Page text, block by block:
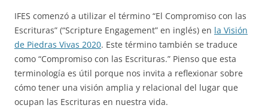
IFES comenzó a utilizar el término “El Compromiso con las
Escrituras” (“Scripture Engagement” en inglés) en la Visión
de Piedras Vivas 2020. Este término también se traduce
como “Compromiso con las Escrituras.” Pienso que esta
terminología es útil porque nos invita a reflexionar sobre
cómo tener una visión amplia y relacional del lugar que
ocupan las Escrituras en nuestra vida.